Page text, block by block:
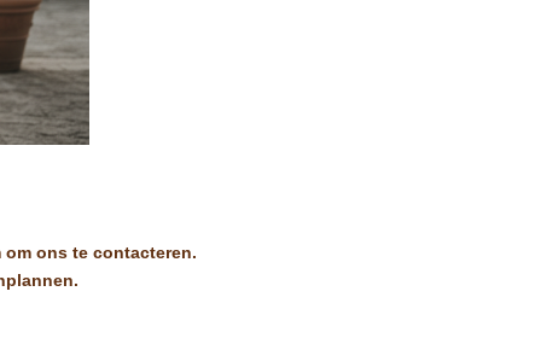
ons te contacteren.